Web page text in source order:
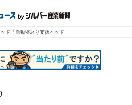
ド「自動寝返り支援ベッド」